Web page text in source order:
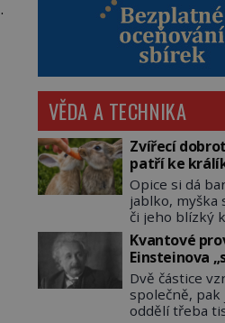
VĚDA A TECHNIKA
Zvířecí
patří ke
Opice si dá
jablko, myška
či jeho blízký
králík? Ti si
pochutnají na
jsou podobné
potravě zvířat
mýty? Pokud
králíka, mrkev
Kvantové
Einsteinova
akce na
fascinuje
Dvě částice
společně, pak
oddělí třeba